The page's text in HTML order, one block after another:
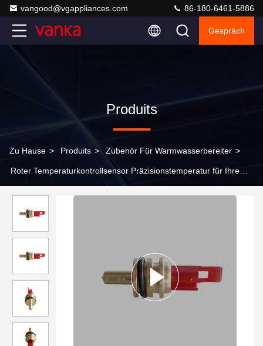
vangood@vgappliances.com 86-180-6461-5886
Gespräch
Produits
Zu Hause > Produits > Zubehör Für Warmwasserbereiter >
Roter Temperaturkontrollsensor Präzisionstemperatur für Ihre